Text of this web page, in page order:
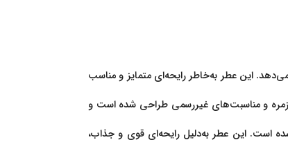
می‌دهد. این عطر به‌خاطر رایحه‌ای متمایز و مناسب
و مناسبت‌های غیررسمی طراحی شده است و
است. این عطر به‌دلیل رایحه‌ای قوی و جذاب،